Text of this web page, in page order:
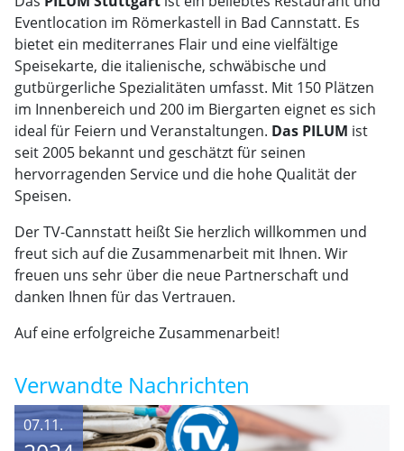
freut sich auf die Zusammenarbeit mit Ihnen. Wir
freuen uns sehr über die neue Partnerschaft und
danken Ihnen für das Vertrauen.
Auf eine erfolgreiche Zusammenarbeit!
Verwandte Nachrichten
07.11.
2024
TVC Pressespiegel Oktober 2024 jetzt online
06.11.